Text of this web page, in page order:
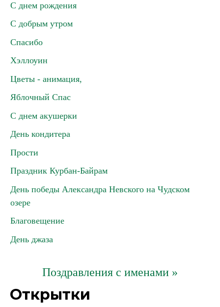
С днем рождения
С добрым утром
Спасибо
Хэллоуин
Цветы - анимация,
Яблочный Спас
С днем акушерки
День кондитера
Прости
Праздник Курбан-Байрам
День победы Александра Невского на Чудском
озере
Благовещение
День джаза
Поздравления с именами »
Открытки